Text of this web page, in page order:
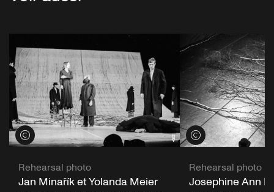
Voir les crédits
Rehearsal photo
Jan Minařík et Yolanda Meier
Voir les crédits
Rehearsal photo
Josephine Ann